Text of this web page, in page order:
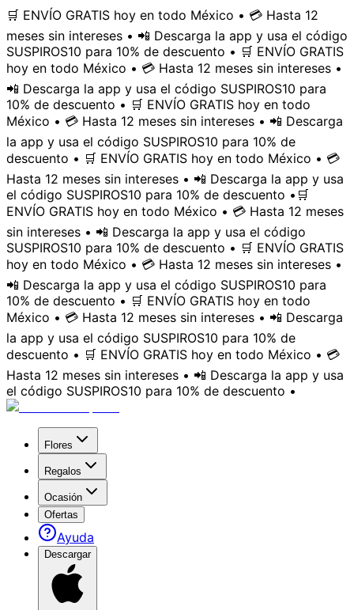
🛒 ENVÍO GRATIS hoy en todo México • 💳 Hasta 12
meses sin intereses • 📲 Descarga la app y usa el código
SUSPIROS10 para 10% de descuento • 🛒 ENVÍO GRATIS
hoy en todo México • 💳 Hasta 12 meses sin intereses •
📲 Descarga la app y usa el código SUSPIROS10 para
10% de descuento • 🛒 ENVÍO GRATIS hoy en todo
México • 💳 Hasta 12 meses sin intereses • 📲 Descarga
la app y usa el código SUSPIROS10 para 10% de
descuento • 🛒 ENVÍO GRATIS hoy en todo México • 💳
Hasta 12 meses sin intereses • 📲 Descarga la app y usa
el código SUSPIROS10 para 10% de descuento • 🛒
ENVÍO GRATIS hoy en todo México • 💳 Hasta 12 meses
sin intereses • 📲 Descarga la app y usa el código
SUSPIROS10 para 10% de descuento • 🛒 ENVÍO GRATIS
hoy en todo México • 💳 Hasta 12 meses sin intereses •
📲 Descarga la app y usa el código SUSPIROS10 para
10% de descuento • 🛒 ENVÍO GRATIS hoy en todo
México • 💳 Hasta 12 meses sin intereses • 📲 Descarga
la app y usa el código SUSPIROS10 para 10% de
descuento • 🛒 ENVÍO GRATIS hoy en todo México • 💳
Hasta 12 meses sin intereses • 📲 Descarga la app y usa
el código SUSPIROS10 para 10% de descuento •
Flores
Regalos
Ocasión
Ofertas
Ayuda
Descargar